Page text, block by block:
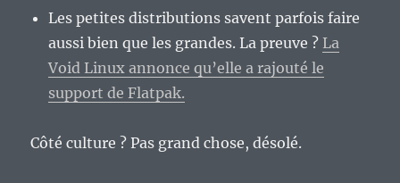
Les petites distributions savent parfois faire
aussi bien que les grandes. La preuve ? La
Void Linux annonce qu’elle a rajouté le
support de Flatpak.
Côté culture ? Pas grand chose, désolé.